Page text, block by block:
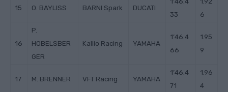
15 O. BAYLISS BARNI Spark DUCATI
33
6
16
P.
HOBELSBER
GER
Kallio Racing YAMAHA
1’46.4
66
1.95
9
17 M. BRENNER VFT Racing YAMAHA
1’46.4
71
1.96
4